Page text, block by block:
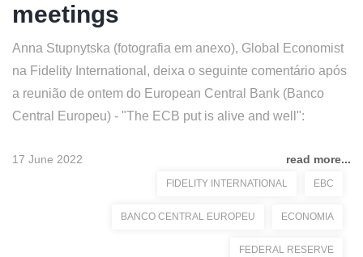
meetings
Anna Stupnytska (fotografia em anexo), Global Economist
na Fidelity International, deixa o seguinte comentário após
a reunião de ontem do European Central Bank (Banco
Central Europeu) - "The ECB put is alive and well":
17 June 2022 read more...
FIDELITY INTERNATIONAL EBC
BANCO CENTRAL EUROPEU ECONOMIA
FEDERAL RESERVE